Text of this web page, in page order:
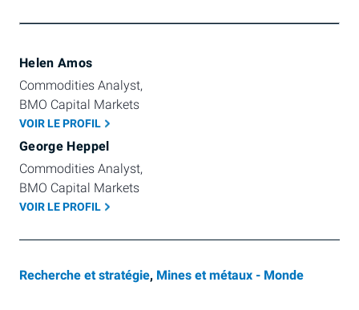
Helen Amos
Commodities Analyst,
BMO Capital Markets
VOIR LE PROFIL
George Heppel
Commodities Analyst,
BMO Capital Markets
VOIR LE PROFIL
Recherche et stratégie, Mines et métaux - Monde